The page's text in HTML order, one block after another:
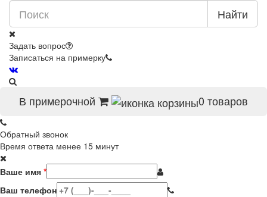
Найти
Задать вопрос
Записаться на примерку
В примерочной 0 товаров
Обратный звонок
Время ответа менее 15 минут
Ваше имя *
Ваш телефон